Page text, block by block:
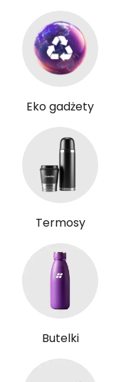
Eko gadżety
Termosy
Butelki